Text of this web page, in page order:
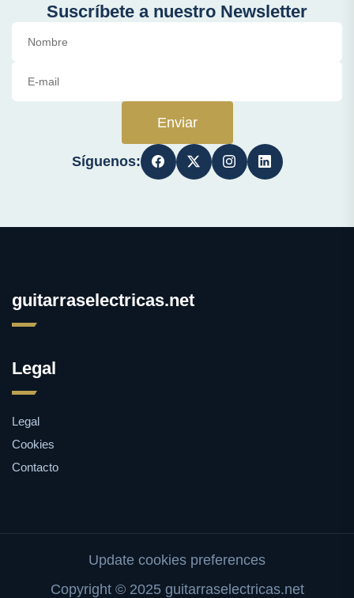
Suscríbete a nuestro Newsletter
Enviar
Síguenos:
guitarraselectricas.net
Legal
Legal
Cookies
Contacto
Update cookies preferences
Copyright © 2025 guitarraselectricas.net